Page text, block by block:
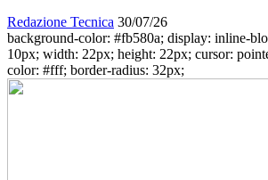
Redazione Tecnica 30/07/26
background-color: #fb580a; display: inline-
10px; width: 22px; height: 22px; cursor:
color: #fff; border-radius: 32px;